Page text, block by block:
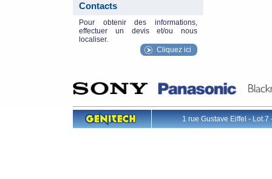
Contacts
Pour obtenir des informations,
effectuer un devis et/ou nous
localiser.
Cliquez ici
1 rue Gustave Eiffel -